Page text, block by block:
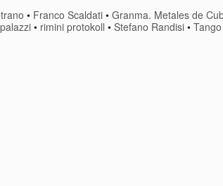
• Franco Scaldati •Granma. Metales de
• rimini protokoll • Stefano Randisi •